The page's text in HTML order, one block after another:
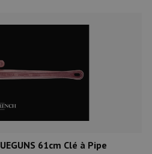
61cm Clé à Pipe